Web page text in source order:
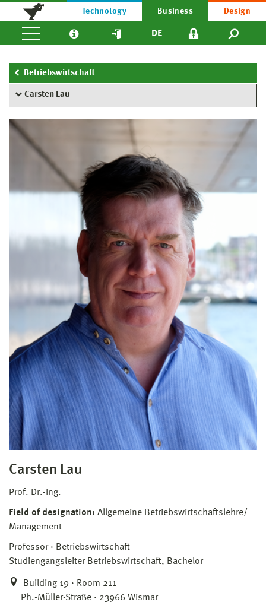
Technology Business Design
DE
Betriebswirtschaft
Carsten Lau
Carsten Lau
Prof. Dr.-Ing.
Field of designation: Allgemeine Betriebswirtschaftslehre/
Management
Professor
Betriebswirtschaft
Studiengangsleiter Betriebswirtschaft, Bachelor
Building 19 · Room 211
Ph.-Müller-Straße · 23966 Wismar